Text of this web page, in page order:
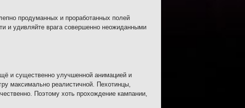
продуманных и проработанных полей
и удивляйте врага совершенно неожиданными
и существенно улучшенной анимацией и
максимально реалистичной. Пехотинцы,
Поэтому хоть прохождение кампании,